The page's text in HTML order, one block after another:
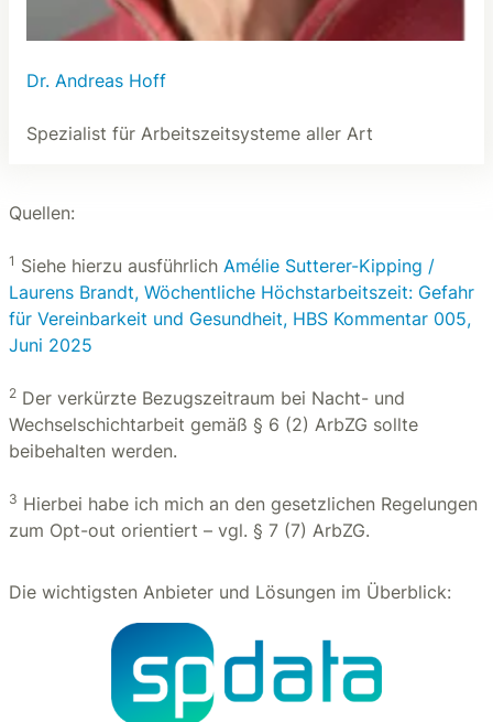
Dr. Andreas Hoff
Spezialist für Arbeitszeitsysteme aller Art
Quellen:
1 Siehe hierzu ausführlich Amélie Sutterer-Kipping /
Laurens Brandt, Wöchentliche Höchstarbeitszeit: Gefahr
für Vereinbarkeit und Gesundheit, HBS Kommentar 005,
Juni 2025
2 Der verkürzte Bezugszeitraum bei Nacht- und
Wechselschichtarbeit gemäß § 6 (2) ArbZG sollte
beibehalten werden.
3 Hierbei habe ich mich an den gesetzlichen Regelungen
zum Opt-out orientiert – vgl. § 7 (7) ArbZG.
Die wichtigsten Anbieter und Lösungen im Überblick: